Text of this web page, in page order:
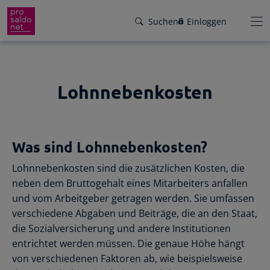
Funktionen
Videos bis zu persönlichem Support per E-
Mail, Telefon oder Live-Chat.
Unser Hilfeangebot
Rechnungen schreiben
Rechnungen im Handumdrehen
Branchen
Service
Gründer-Paket
Rückenwind für den Weg in die
Selbstständigkeit: ProSaldo.net für
Für Steuerberater
Effiziente Zusammenarbeit
Facebook
Instagram
LinkedIn
YouTube
Suchen Einloggen
Lohnnebenkosten
Was sind Lohnnebenkosten?
Lohnnebenkosten sind die zusätzlichen Kosten, die
neben dem Bruttogehalt eines Mitarbeiters anfallen
und vom Arbeitgeber getragen werden. Sie umfassen
verschiedene Abgaben und Beiträge, die an den Staat,
die Sozialversicherung und andere Institutionen
entrichtet werden müssen. Die genaue Höhe hängt
von verschiedenen Faktoren ab, wie beispielsweise